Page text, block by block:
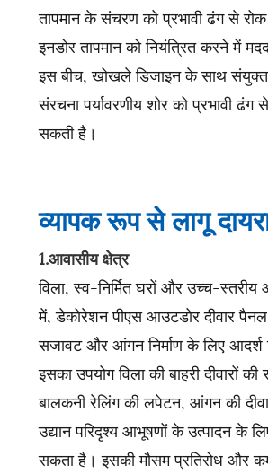
तापमान के संचरण को प्रभावी ढंग से
इनडोर तापमान को नियंत्रित करने में
इस बीच, खोखले डिजाइन के साथ
संरचना पर्यावरणीय शोर को प्रभावी
सकती है।
व्यापक रूप से लागू
1.आवासीय क्षेत्र
विला, स्व-निर्मित घरों और उच्च-स्तरीय
में, डेकोरेशन पीएस आउटडोर दीवार पैनल
सजावट और आंगन निर्माण के लिए आदर्श
इसका उपयोग विला की बाहरी दीवारों
बालकनी रेलिंग की लपेटन, आंगन की
उद्यान परिदृश्य आभूषणों के उत्पादन के
सकता है। इसकी मौसम प्रतिरोध और